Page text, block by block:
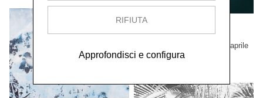
Luciano Rigolini
Fotografica
dal 24 novembre 2024 al 27 aprile
2025
RIFIUTA
Approfondisci e configura